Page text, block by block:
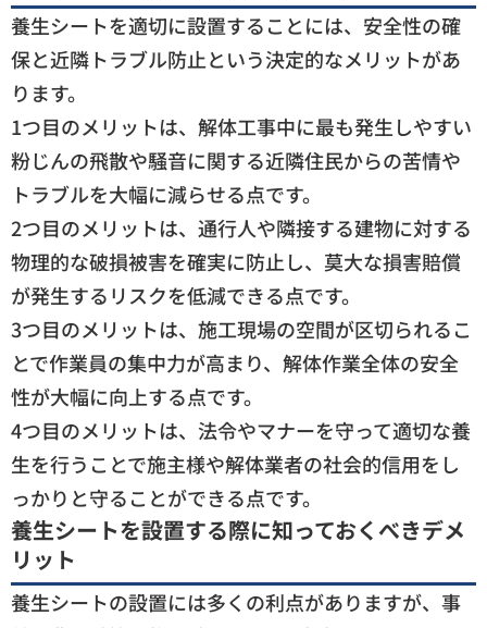
養生シートを適切に設置することには、安全性の確
保と近隣トラブル防止という決定的なメリットがあ
ります。
1つ目のメリットは、解体工事中に最も発生しやすい
粉じんの飛散や騒音に関する近隣住民からの苦情や
トラブルを大幅に減らせる点です。
2つ目のメリットは、通行人や隣接する建物に対する
物理的な破損被害を確実に防止し、莫大な損害賠償
が発生するリスクを低減できる点です。
3つ目のメリットは、施工現場の空間が区切られるこ
とで作業員の集中力が高まり、解体作業全体の安全
性が大幅に向上する点です。
4つ目のメリットは、法令やマナーを守って適切な養
生を行うことで施主様や解体業者の社会的信用をし
っかりと守ることができる点です。
養生シートを設置する際に知っておくべきデメ
リット
養生シートの設置には多くの利点がありますが、事